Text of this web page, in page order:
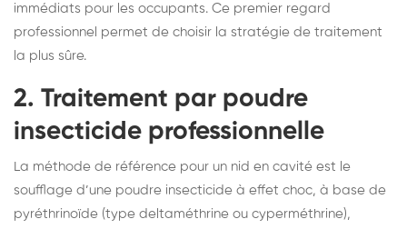
immédiats pour les occupants. Ce premier regard
professionnel permet de choisir la stratégie de traitement
la plus sûre.
2. Traitement par poudre
insecticide professionnelle
La méthode de référence pour un nid en cavité est le
soufflage d’une poudre insecticide à effet choc, à base de
pyréthrinoïde (type deltaméthrine ou cyperméthrine),